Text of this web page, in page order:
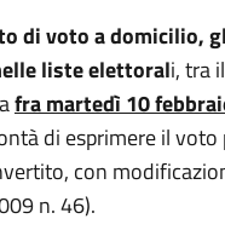
di voto a domicilio,
liste elettorali, tra
fra martedì 10
di esprimere il
con
n. 46).